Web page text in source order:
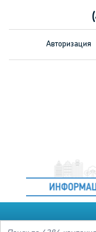
Авторизация